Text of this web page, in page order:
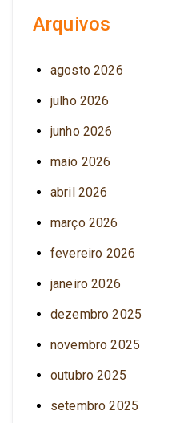
Arquivos
agosto 2026
julho 2026
junho 2026
maio 2026
abril 2026
março 2026
fevereiro 2026
janeiro 2026
dezembro 2025
novembro 2025
outubro 2025
setembro 2025